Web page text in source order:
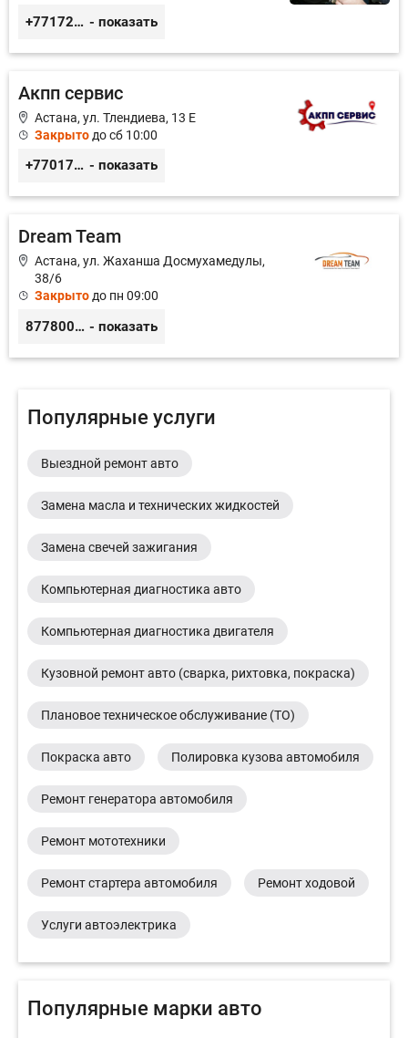
+77172944444 - показать
Акпп сервис
Астана, ул. Тлендиева, 13 Е
Закрыто до сб 10:00
+77017929151 - показать
Dream Team
Астана, ул. Жаханша Досмухамедулы,
38/6
Закрыто до пн 09:00
87780008628 - показать
Популярные услуги
Выездной ремонт авто
Замена масла и технических жидкостей
Замена свечей зажигания
Компьютерная диагностика авто
Компьютерная диагностика двигателя
Кузовной ремонт авто (сварка, рихтовка, покраска)
Плановое техническое обслуживание (ТО)
Покраска авто Полировка кузова автомобиля
Ремонт генератора автомобиля
Ремонт мототехники
Ремонт стартера автомобиля Ремонт ходовой
Услуги автоэлектрика
Популярные марки авто